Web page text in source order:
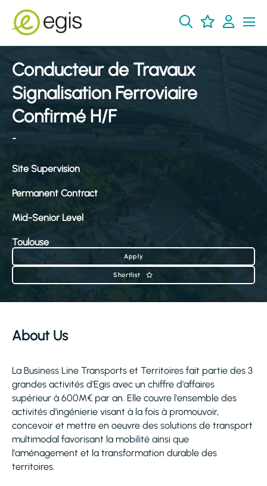
Conducteur de Travaux
Signalisation Ferroviaire
Confirmé H/F
-
Site Supervision
Permanent Contract
Mid-Senior Level
Toulouse
Apply
Shortlist
About Us
La Business Line Transports et Territoires fait partie des 3
grandes activités d'Egis avec un chiffre d'affaires
supérieur à 600M€ par an. Elle couvre l'ensemble des
activités d'ingénierie visant à la fois à promouvoir,
concevoir et mettre en oeuvre des solutions de transport
multimodal favorisant la mobilité ainsi que
l'aménagement et la transformation durable des
territoires.